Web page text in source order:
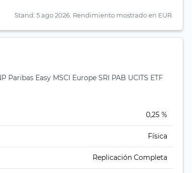
Stand: 5 ago 2026. Rendimiento mostrado en EUR.
Easy MSCI Europe SRI PAB UCITS ETF
0,25 %
Física
Replicación Completa